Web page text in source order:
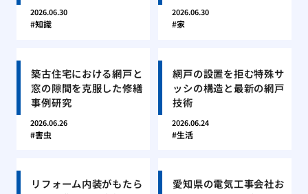
2026.06.30
知識
2026.06.30
家
築古住宅における網戸と
窓の隙間を克服した修繕
事例研究
2026.06.26
害虫
網戸の設置を拒む特殊サ
ッシの構造と最新の網戸
技術
2026.06.24
生活
リフォーム内装がもたら
愛知県の電気工事会社お